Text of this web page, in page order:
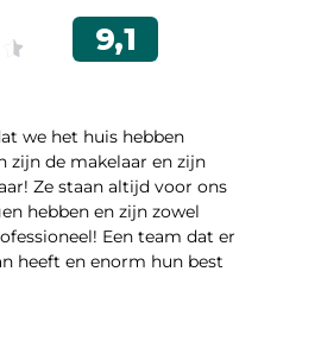
we het huis hebben
zijn de makelaar en zijn
Ze staan altijd voor ons
hebben en zijn zowel
Een team dat er
heeft en enorm hun best